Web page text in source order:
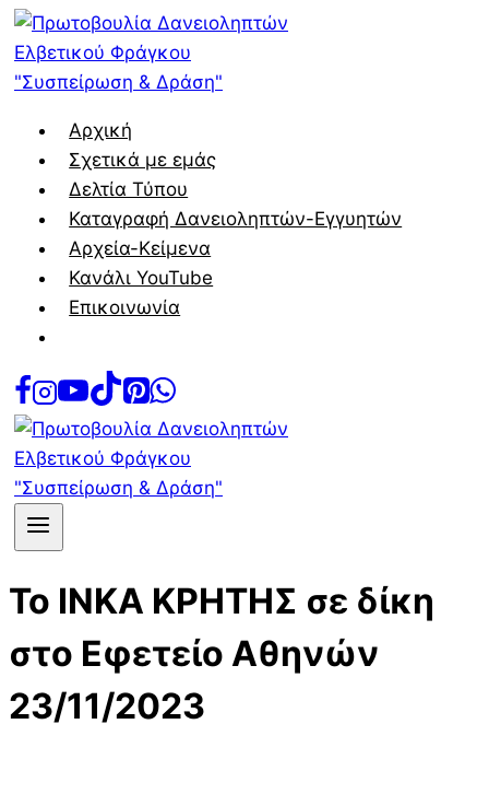
Skip
to
content
Αρχική
Σχετικά με εμάς
Δελτία Τύπου
Καταγραφή Δανειοληπτών-Εγγυητών
Αρχεία-Κείμενα
Κανάλι YouTube
Επικοινωνία
Το ΙΝΚΑ ΚΡΗΤΗΣ σε δίκη
στο Εφετείο Αθηνών
23/11/2023